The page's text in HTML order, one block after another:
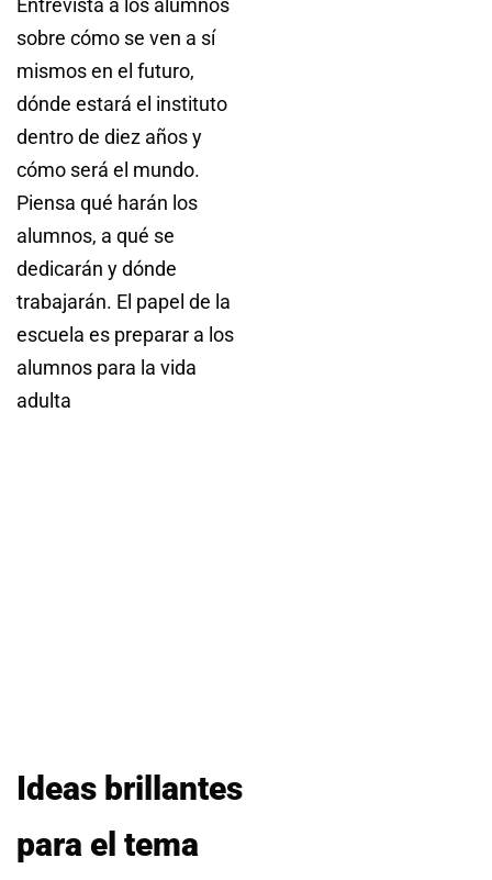
Entrevista a los alumnos
sobre cómo se ven a sí
mismos en el futuro,
dónde estará el instituto
dentro de diez años y
cómo será el mundo.
Piensa qué harán los
alumnos, a qué se
dedicarán y dónde
trabajarán. El papel de la
escuela es preparar a los
alumnos para la vida
adulta
Ideas brillantes
para el tema